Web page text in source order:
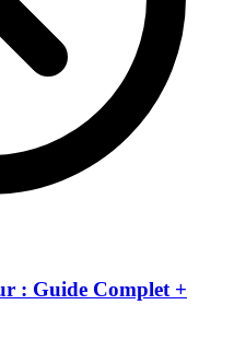
: Guide Complet +